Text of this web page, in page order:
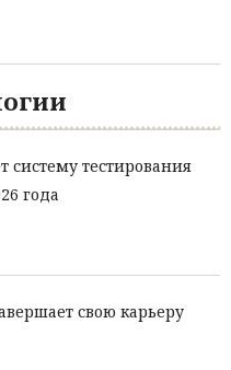
систему тестирования
года
свою карьеру